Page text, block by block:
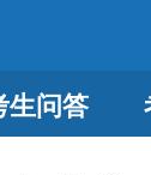
生问答